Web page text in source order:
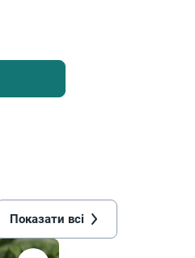
Показати всі